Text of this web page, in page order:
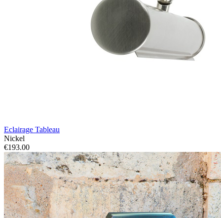
Eclairage Tableau
Nickel
€193.00